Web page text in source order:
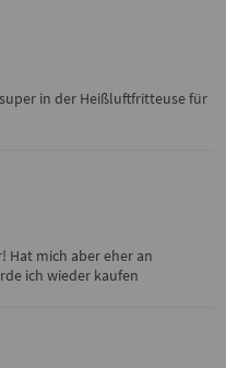
in der Heißluftfritteuse für
Hat mich aber eher an
ich wieder kaufen